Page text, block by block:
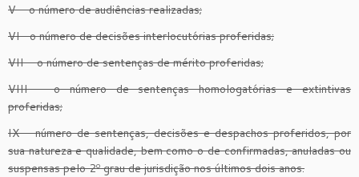
V – o número de audiências realizadas;
VI- o número de decisões interlocutórias proferidas;
VII – o número de sentenças de mérito proferidas;
VIII – o número de sentenças homologatórias e extintivas
proferidas;
IX – número de sentenças, decisões e despachos proferidos, por
sua natureza e qualidade, bem como o de confirmadas, anuladas ou
suspensas pelo 2º grau de jurisdição nos últimos dois anos.